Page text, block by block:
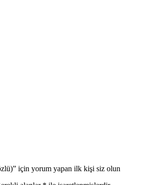
için yorum yapan ilk kişi siz olun